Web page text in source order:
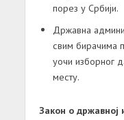
порез у Србији.
Државна
свим бирачима
уочи изборног
месту.
Закон о државној